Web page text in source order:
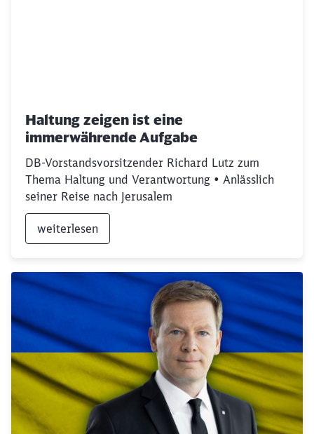
Haltung zeigen ist eine
immerwährende Aufgabe
DB-Vorstandsvorsitzender Richard Lutz zum
Thema Haltung und Verantwortung • Anlässlich
seiner Reise nach Jerusalem
weiterlesen